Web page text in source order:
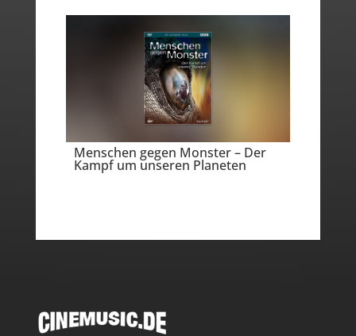
Menschen gegen Monster – Der
Kampf um unseren Planeten